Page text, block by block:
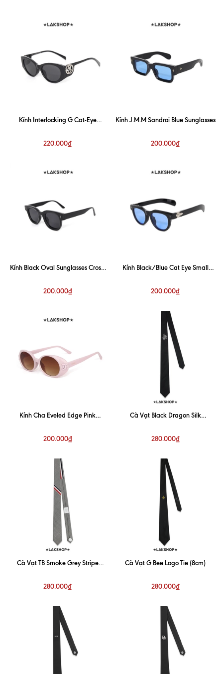
Kính Interlocking G Cat-Eye
220.000₫
Kính J.M.M Sandroi Blue Sunglasses
200.000₫
Kính Black Oval Sunglasses Cross-
200.000₫
Kính Black/Blue Cat Eye Small
200.000₫
Kính Cha Eveled Edge Pink
200.000₫
Cà Vạt Black Dragon Silk
280.000₫
Cà Vạt TB Smoke Grey Stripe
280.000₫
Cà Vạt G Bee Logo Tie (8cm)
280.000₫